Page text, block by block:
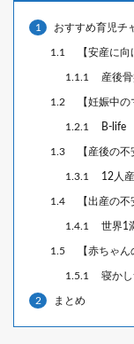
1 おすすめ育児チ
1.1 【安産に向
1.1.1 産後
1.2 【妊娠中の
1.2.1 B-life
1.3 【産後の
1.3.1 12人
1.4 【出産の不
1.4.1 世界1
1.5 【赤ちゃん
1.5.1 寝か
2 まとめ